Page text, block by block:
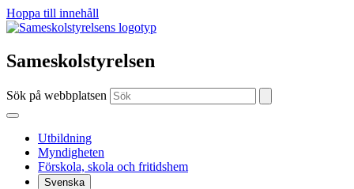
Hoppa till innehåll
Sameskolstyrelsen
Sök på webbplatsen
Utbildning
Myndigheten
Förskola, skola och fritidshem
Svenska